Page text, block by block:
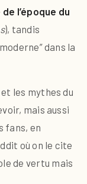
l’époque du
), tandis
dans la
les mythes du
mais aussi
fans, en
où on le cite
de vertu mais